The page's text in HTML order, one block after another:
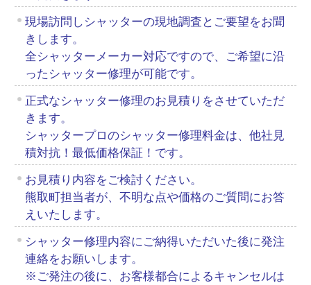
現場訪問しシャッターの現地調査とご要望をお聞
きします。
全シャッターメーカー対応ですので、ご希望に沿
ったシャッター修理が可能です。
正式なシャッター修理のお見積りをさせていただ
きます。
シャッタープロのシャッター修理料金は、他社見
積対抗！最低価格保証！です。
お見積り内容をご検討ください。
熊取町担当者が、不明な点や価格のご質問にお答
えいたします。
シャッター修理内容にご納得いただいた後に発注
連絡をお願いします。
※ご発注の後に、お客様都合によるキャンセルは